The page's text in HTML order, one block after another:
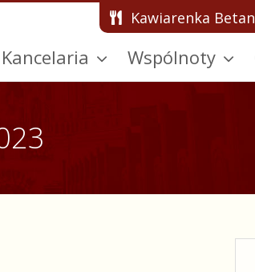
Kawiarenka
Kancelaria Wspólnoty